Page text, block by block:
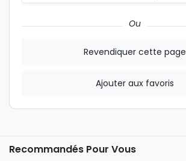
Ou
Revendiquer cette page
Ajouter aux favoris
Recommandés Pour Vous